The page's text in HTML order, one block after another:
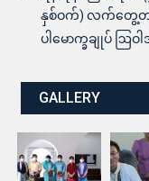
နှစ်ဝက်) လက်တွေ့တန်း
ပါမောက္ခချုပ် ဩဝ
GALLERY